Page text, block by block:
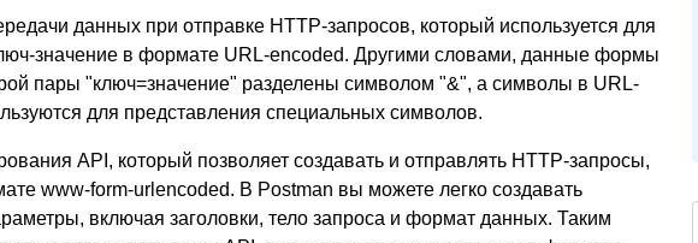
данных при отправке HTTP-запросов, который используется для
значение в формате URL-encoded. Другими словами, данные формы
пары "ключ=значение" разделены символом "&", а символы в URL-
для представления специальных символов.
API, который позволяет создавать и отправлять HTTP-запросы,
www-form-urlencoded. В Postman вы можете легко создавать
включая заголовки, тело запроса и формат данных. Таким